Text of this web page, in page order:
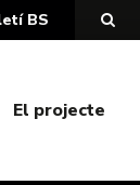
BS
El projecte